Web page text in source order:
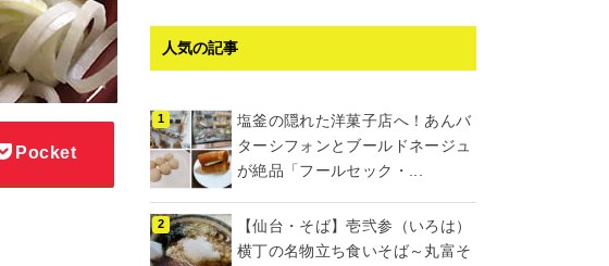
Pocket
人気の記事
塩釜の隠れた洋菓子店へ！あんバ
ターシフォンとブールドネージュ
が絶品「フールセック・...
【仙台・そば】壱弐参（いろは）
横丁の名物立ち食いそば～丸富そ